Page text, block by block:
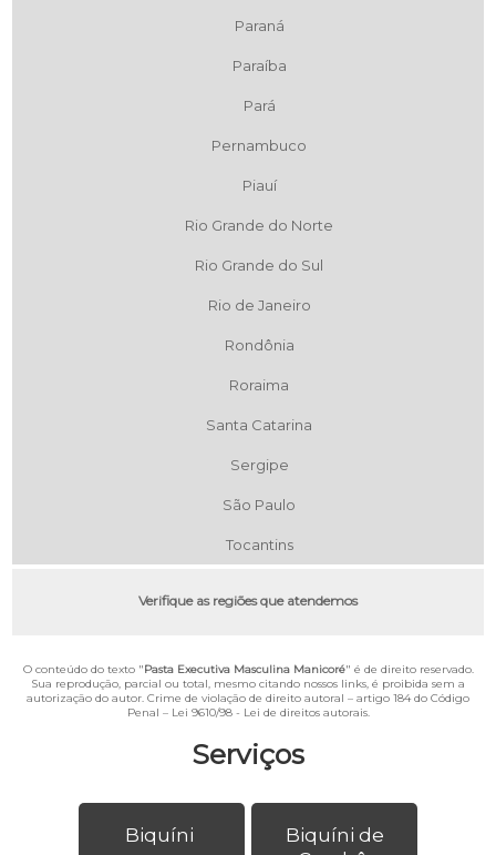
Serviços
Biquíni
Biquíni de
Paraná
Paraíba
Pará
Pernambuco
Piauí
Rio Grande do Norte
Rio Grande do Sul
Rio de Janeiro
Rondônia
Roraima
Santa Catarina
Sergipe
São Paulo
Tocantins
Verifique as regiões que atendemos
O conteúdo do texto "Pasta Executiva Masculina Manicoré" é de direito reservado.
Sua reprodução, parcial ou total, mesmo citando nossos links, é proibida sem a
autorização do autor. Crime de violação de direito autoral – artigo 184 do Código
Penal – Lei 9610/98 - Lei de direitos autorais.